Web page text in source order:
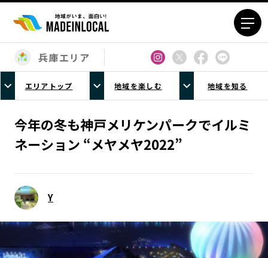
エリアから探す
北海道エリア
青森エリア
岩手エリア
宮城エリア
秋田エリア
山形エリア
福島エリア
茨城エリア
栃木エリア
群馬エリア
埼玉エリア
東京23区エリア
神奈川エリア
新潟エリア
富山エリア
石川エリア
兵庫エリア
エリアトップ 地域を楽しむ 地域を知る
今年の冬も神戸メリケンパークでイルミ
ネーション “メヤメヤ2022”
Y